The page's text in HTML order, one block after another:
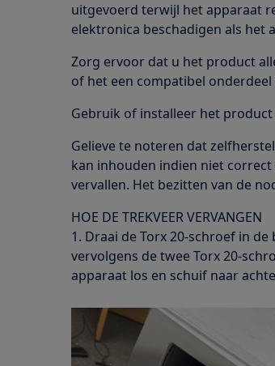
uitgevoerd terwijl het apparaat
elektronica beschadigen als het
Zorg ervoor dat u het product
of het een compatibel
Gebruik of installeer het
Gelieve te noteren dat
kan inhouden indien niet
vervallen. Het bezitten van de
HOE DE TREKVEER VERVANGEN
1. Draai de Torx 20-schroef in
vervolgens de twee Torx 20-
apparaat los en schuif naar